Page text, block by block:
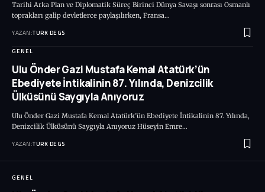
Tarihi Arka Plan ve Diplomatik Süreç Birinci Dünya Savaşı sonrası Osmanlı
toprakları galip devletlerce paylaşılırken, Fransa…
YAZAN:TURK DEGS
GENEL
Ulu Önder Gazi Mustafa Kemal Atatürk’ün
Ebediyete İntikalinin 87. Yılında, Denizcilik
Ülküsünü Saygıyla Anıyoruz
Ulu Önder Gazi Mustafa Kemal Atatürk’ün Ebediyete İntikalinin 87. Yılında,
Denizcilik Ülküsünü Saygıyla Anıyoruz Hüseyin Emre…
YAZAN:TURK DEGS
GENEL